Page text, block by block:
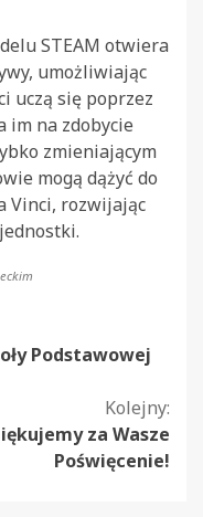
STEAM otwiera
umożliwiając
uczą się poprzez
im na zdobycie
zmieniającym
mogą dążyć do
Vinci, rozwijając
Podstawowej
Kolejny:
za Wasze
Poświęcenie!